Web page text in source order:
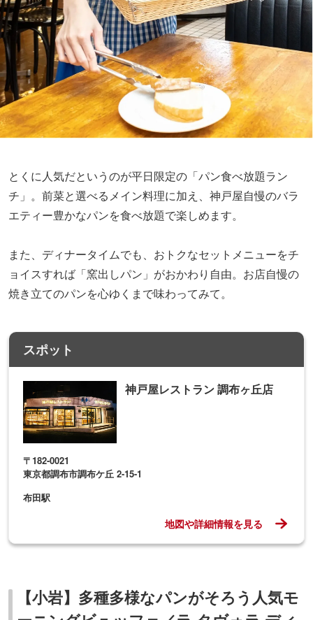
とくに人気だというのが平日限定の「パン食べ放題ラン
チ」。前菜と選べるメイン料理に加え、神戸屋自慢のバラ
エティー豊かなパンを食べ放題で楽しめます。
また、ディナータイムでも、おトクなセットメニューをチ
ョイスすれば「窯出しパン」がおかわり自由。お店自慢の
焼き立てのパンを心ゆくまで味わってみて。
スポット
神戸屋レストラン 調布ヶ丘店
〒182-0021
東京都調布市調布ケ丘 2-15-1
布田駅
地図や詳細情報を見る
【小岩】多種多様なパンがそろう人気モ